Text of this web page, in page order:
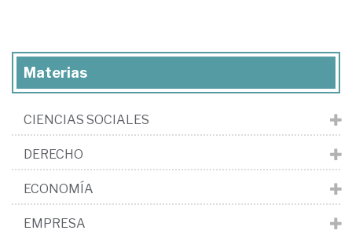
Materias
CIENCIAS SOCIALES
DERECHO
ECONOMÍA
EMPRESA